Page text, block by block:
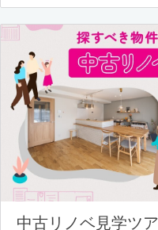
中古リノベ見学ツ